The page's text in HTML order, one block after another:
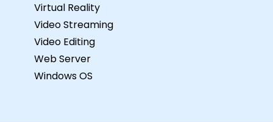
Virtual Reality
Video Streaming
Video Editing
Web Server
Windows OS